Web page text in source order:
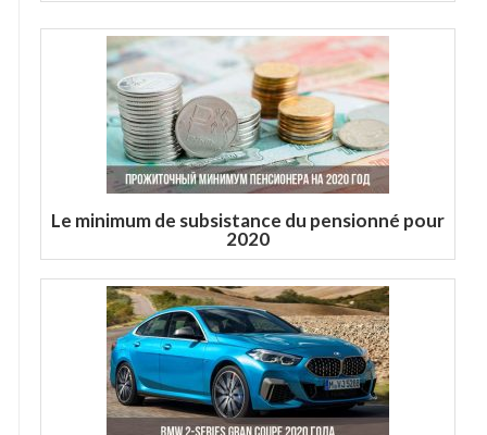
Le minimum de subsistance du pensionné pour
2020